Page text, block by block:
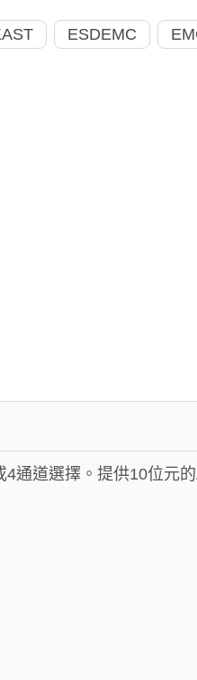
ESDEMC
通道選擇。提供10位元